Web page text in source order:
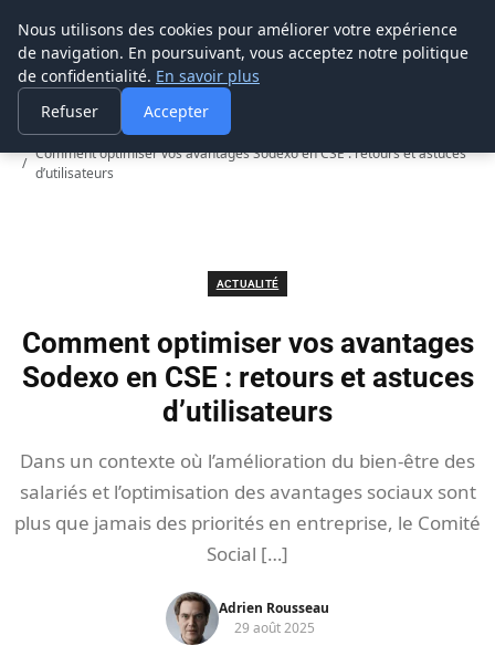
Prospection Pro
Accueil
Actualité
Comment optimiser vos avantages Sodexo en CSE : retours et astuces
d’utilisateurs
ACTUALITÉ
Comment optimiser vos avantages
Sodexo en CSE : retours et astuces
d’utilisateurs
Dans un contexte où l’amélioration du bien-être des
salariés et l’optimisation des avantages sociaux sont
plus que jamais des priorités en entreprise, le Comité
Social […]
Adrien Rousseau
29 août 2025
Nous utilisons des cookies pour améliorer votre expérience
de navigation. En poursuivant, vous acceptez notre politique
de confidentialité. En savoir plus
Refuser
Accepter